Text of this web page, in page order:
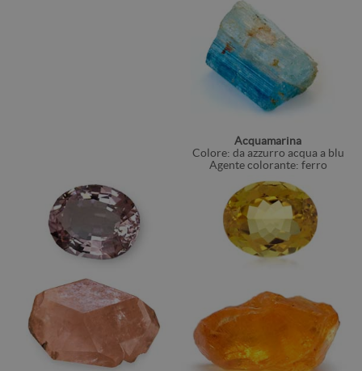
Acquamarina
Colore: da azzurro acqua a blu
Agente colorante: ferro